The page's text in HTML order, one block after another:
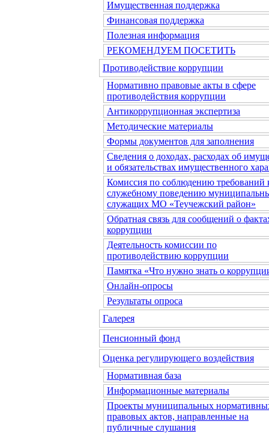
Имущественная поддержка
Финансовая поддержка
Полезная информация
РЕКОМЕНДУЕМ ПОСЕТИТЬ
Противодействие коррупции
Нормативно правовые акты в сфере
противодействия коррупции
Антикоррупционная экспертиза
Методические материалы
Формы документов для заполнения
Сведения о доходах, расходах об
и обязательствах имущественного
Комиссия по соблюдению требований
служебному поведению
служащих МО «Теучежский район»
Обратная связь для сообщений о
коррупции
Деятельность комиссии по
противодействию коррупции
Памятка «Что нужно знать о
Онлайн-опросы
Результаты опроса
Галерея
Пенсионный фонд
Оценка регулирующего воздействия
Нормативная база
Информационные материалы
Проекты муниципальных
правовых актов, направленные на
публичные слушания